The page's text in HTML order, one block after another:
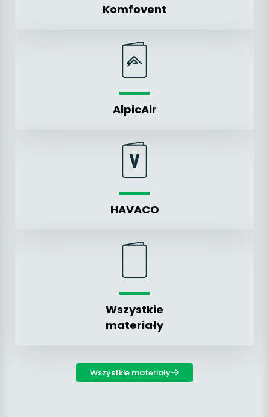
Komfovent
AlpicAir
HAVACO
Wszystkie
materiały
Wszystkie materiały